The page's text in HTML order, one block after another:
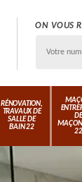
ON VOUS
RÉNOVATION,
TRAVAUX DE
SALLE DE
BAIN 22
DE
22